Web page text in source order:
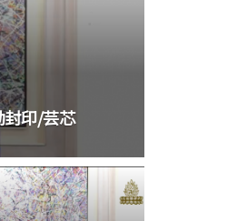
封印/芸芯